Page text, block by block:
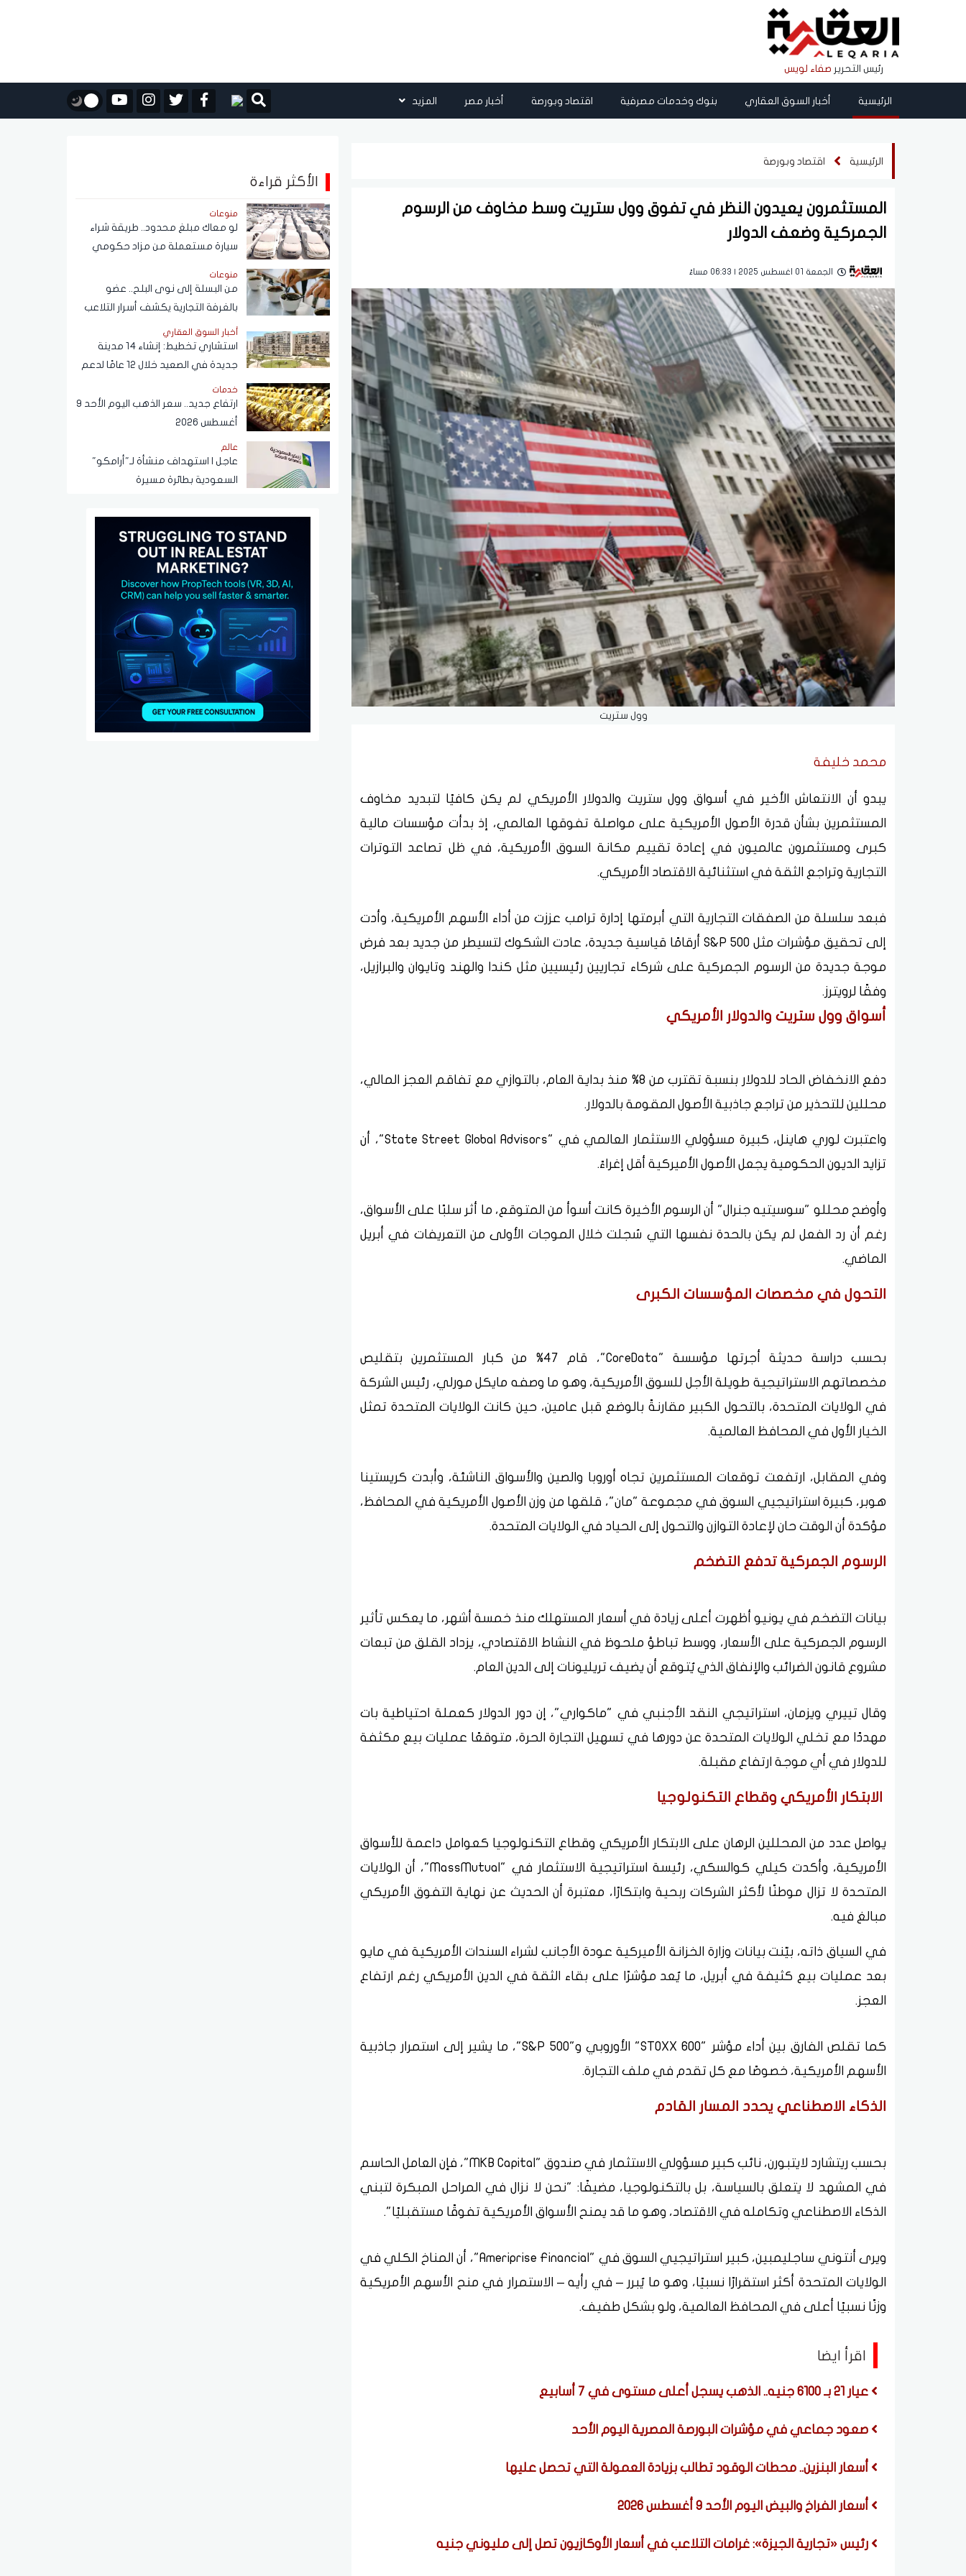
رئيس التحرير صفاء لويس
الرئيسية أخبار السوق العقاري بنوك وخدمات مصرفية اقتصاد وبورصة أخبار مصر المزيد
الرئيسية اقتصاد وبورصة
المستثمرون يعيدون النظر في تفوق وول ستريت وسط مخاوف من الرسوم
الجمركية وضعف الدولار
الجمعة 01 اغسطس 2025 | 06:33 مساءً
وول ستريت
محمد خليفة
يبدو أن الانتعاش الأخير في أسواق وول ستريت والدولار الأمريكي لم يكن كافيًا لتبديد مخاوف
المستثمرين بشأن قدرة الأصول الأمريكية على مواصلة تفوقها العالمي، إذ بدأت مؤسسات مالية
كبرى ومستثمرون عالميون في إعادة تقييم مكانة السوق الأمريكية، في ظل تصاعد التوترات
التجارية وتراجع الثقة في استثنائية الاقتصاد الأمريكي.
فبعد سلسلة من الصفقات التجارية التي أبرمتها إدارة ترامب عززت من أداء الأسهم الأمريكية، وأدت
إلى تحقيق مؤشرات مثل S&P 500 أرقامًا قياسية جديدة، عادت الشكوك لتسيطر من جديد بعد فرض
موجة جديدة من الرسوم الجمركية على شركاء تجاريين رئيسيين مثل كندا والهند وتايوان والبرازيل،
وفقًا لرويترز.
أسواق وول ستريت والدولار الأمريكي
دفع الانخفاض الحاد للدولار بنسبة تقترب من 8% منذ بداية العام، بالتوازي مع تفاقم العجز المالي،
محللين للتحذير من تراجع جاذبية الأصول المقومة بالدولار.
واعتبرت لوري هاينل، كبيرة مسؤولي الاستثمار العالمي في "State Street Global Advisors"، أن
تزايد الديون الحكومية يجعل الأصول الأميركية أقل إغراءً.
وأوضح محللو "سوسيتيه جنرال" أن الرسوم الأخيرة كانت أسوأ من المتوقع، ما أثر سلبًا على الأسواق،
رغم أن رد الفعل لم يكن بالحدة نفسها التي سُجلت خلال الموجات الأولى من التعريفات في أبريل
الماضي.
التحول في مخصصات المؤسسات الكبرى
بحسب دراسة حديثة أجرتها مؤسسة "CoreData"، قام 47% من كبار المستثمرين بتقليص
مخصصاتهم الاستراتيجية طويلة الأجل للسوق الأمريكية، وهو ما وصفه مايكل مورلي، رئيس الشركة
في الولايات المتحدة، بالتحول الكبير مقارنةً بالوضع قبل عامين، حين كانت الولايات المتحدة تمثل
الخيار الأول في المحافظ العالمية.
وفي المقابل، ارتفعت توقعات المستثمرين تجاه أوروبا والصين والأسواق الناشئة، وأبدت كريستينا
هوبر، كبيرة استراتيجيي السوق في مجموعة "مان"، قلقها من وزن الأصول الأمريكية في المحافظ،
مؤكدة أن الوقت حان لإعادة التوازن والتحول إلى الحياد في الولايات المتحدة.
الرسوم الجمركية تدفع التضخم
بيانات التضخم في يونيو أظهرت أعلى زيادة في أسعار المستهلك منذ خمسة أشهر، ما يعكس تأثير
الرسوم الجمركية على الأسعار، ووسط تباطؤ ملحوظ في النشاط الاقتصادي، يزداد القلق من تبعات
مشروع قانون الضرائب والإنفاق الذي يُتوقع أن يضيف تريليونات إلى الدين العام.
وقال تييري ويزمان، استراتيجي النقد الأجنبي في "ماكواري"، إن دور الدولار كعملة احتياطية بات
مهددًا مع تخلي الولايات المتحدة عن دورها في تسهيل التجارة الحرة، متوقعًا عمليات بيع مكثفة
للدولار في أي موجة ارتفاع مقبلة.
الابتكار الأمريكي وقطاع التكنولوجيا
يواصل عدد من المحللين الرهان على الابتكار الأمريكي وقطاع التكنولوجيا كعوامل داعمة للأسواق
الأمريكية، وأكدت كيلي كوالسكي، رئيسة استراتيجية الاستثمار في "MassMutual"، أن الولايات
المتحدة لا تزال موطنًا لأكثر الشركات ربحية وابتكارًا، معتبرة أن الحديث عن نهاية التفوق الأمريكي
مبالغ فيه.
في السياق ذاته، بيّنت بيانات وزارة الخزانة الأميركية عودة الأجانب لشراء السندات الأمريكية في مايو
بعد عمليات بيع كثيفة في أبريل، ما يُعد مؤشرًا على بقاء الثقة في الدين الأمريكي رغم ارتفاع
العجز.
كما تقلص الفارق بين أداء مؤشر "STOXX 600" الأوروبي و"S&P 500"، ما يشير إلى استمرار جاذبية
الأسهم الأمريكية، خصوصًا مع كل تقدم في ملف التجارة.
الذكاء الاصطناعي يحدد المسار القادم
بحسب ريتشارد لايتبورن، نائب كبير مسؤولي الاستثمار في صندوق "MKB Capital"، فإن العامل الحاسم
في المشهد لا يتعلق بالسياسة، بل بالتكنولوجيا، مضيفًا: "نحن لا نزال في المراحل المبكرة لتبني
الذكاء الاصطناعي وتكامله في الاقتصاد، وهو ما قد يمنح الأسواق الأمريكية تفوقًا مستقبليًا".
ويرى أنتوني ساجليمبين، كبير استراتيجيي السوق في "Ameriprise Financial"، أن المناخ الكلي في
الولايات المتحدة أكثر استقرارًا نسبيًا، وهو ما يُبرر – في رأيه – الاستمرار في منح الأسهم الأمريكية
وزنًا نسبيًا أعلى في المحافظ العالمية، ولو بشكل طفيف.
اقرأ ايضا
عيار 21 بـ 6100 جنيه.. الذهب يسجل أعلى مستوى في 7 أسابيع
صعود جماعي في مؤشرات البورصة المصرية اليوم الأحد
أسعار البنزين.. محطات الوقود تطالب بزيادة العمولة التي تحصل عليها
أسعار الفراخ والبيض اليوم الأحد 9 أغسطس 2026
رئيس «تجارية الجيزة»: غرامات التلاعب في أسعار الأوكازيون تصل إلى مليوني جنيه
الأكثر قراءة
منوعات
لو معاك مبلغ محدود.. طريقة شراء
سيارة مستعملة من مزاد حكومي
منوعات
من البسلة إلى نوى البلح.. عضو
بالغرفة التجارية يكشف أسرار التلاعب
في القهوة
أخبار السوق العقاري
استشاري تخطيط: إنشاء 14 مدينة
جديدة في الصعيد خلال 12 عامًا لدعم
خدمات
ارتفاع جديد.. سعر الذهب اليوم الأحد 9
أغسطس 2026
عالم
عاجل | استهداف منشأة لـ"أرامكو"
السعودية بطائرة مسيرة